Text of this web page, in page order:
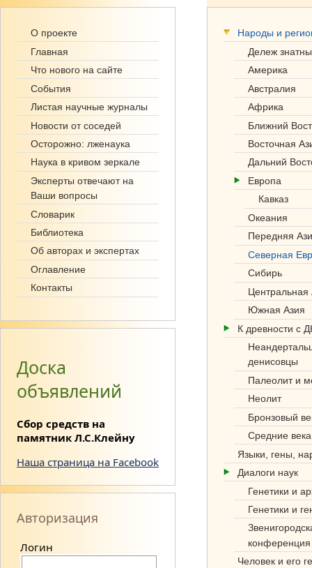
О проекте
Главная
Что нового на сайте
События
Листая научные журналы
Новости от соседей
Осторожно: лженаука
Наука в кривом зеркале
Эксперты отвечают на
Ваши вопросы
Словарик
Библиотека
Об авторах и экспертах
Оглавление
Контакты
Доска
объявлений
Сбор средств на
памятник Л.С.Клейну
Наша страница на Facebook
Авторизация
Логин
Народы и
Дележ
Америка
Австралия
Африка
Ближний
Восточная
Дальний
Европа
Кавказ
Океания
Передняя
Северная
Сибирь
Центральная
Южная Азия
К древности с
денисовцы
Палеолит и
Неолит
Бронзовый
Средние века
Языки, гены,
Диалоги наук
Генетики и
Генетики и
конференция
Человек и его